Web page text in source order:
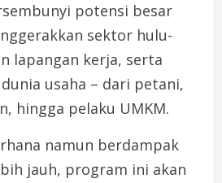
potensi besar
sektor hulu-
lapangan kerja, serta
usaha – dari petani,
hingga pelaku UMKM.
namun berdampak
jauh, program ini akan